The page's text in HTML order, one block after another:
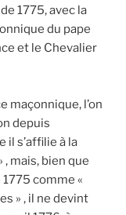
1775, avec la
du pape
et le Chevalier
maçonnique, l’on
depuis
il s’affilie à la
, mais, bien que
comme «
» , il ne devint